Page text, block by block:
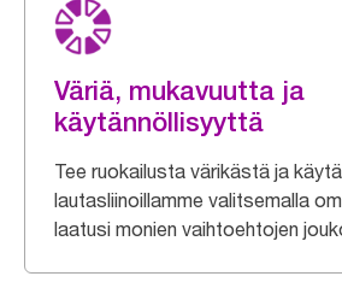
Väriä, mukavuutta ja
käytännöllisyyttä
Tee ruokailusta värikästä ja
lautasliinoillamme valitsemalla
laatusi monien vaihtoehtojen